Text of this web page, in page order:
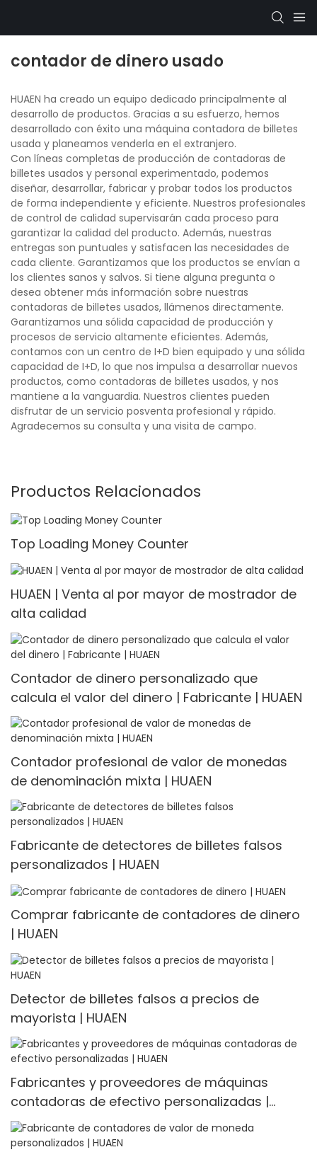
contador de dinero usado
HUAEN ha creado un equipo dedicado principalmente al
desarrollo de productos. Gracias a su esfuerzo, hemos
desarrollado con éxito una máquina contadora de billetes
usada y planeamos venderla en el extranjero.
Con líneas completas de producción de contadoras de
billetes usados ​​y personal experimentado, podemos
diseñar, desarrollar, fabricar y probar todos los productos
de forma independiente y eficiente. Nuestros profesionales
de control de calidad supervisarán cada proceso para
garantizar la calidad del producto. Además, nuestras
entregas son puntuales y satisfacen las necesidades de
cada cliente. Garantizamos que los productos se envían a
los clientes sanos y salvos. Si tiene alguna pregunta o
desea obtener más información sobre nuestras
contadoras de billetes usados, llámenos directamente.
Garantizamos una sólida capacidad de producción y
procesos de servicio altamente eficientes. Además,
contamos con un centro de I+D bien equipado y una sólida
capacidad de I+D, lo que nos impulsa a desarrollar nuevos
productos, como contadoras de billetes usados, y nos
mantiene a la vanguardia. Nuestros clientes pueden
disfrutar de un servicio posventa profesional y rápido.
Agradecemos su consulta y una visita de campo.
Productos Relacionados
Top Loading Money Counter
HUAEN | Venta al por mayor de mostrador de
alta calidad
Contador de dinero personalizado que
calcula el valor del dinero | Fabricante | HUAEN
Contador profesional de valor de monedas
de denominación mixta | HUAEN
Fabricante de detectores de billetes falsos
personalizados | HUAEN
Comprar fabricante de contadores de dinero
| HUAEN
Detector de billetes falsos a precios de
mayorista | HUAEN
Fabricantes y proveedores de máquinas
contadoras de efectivo personalizadas |
HUAEN